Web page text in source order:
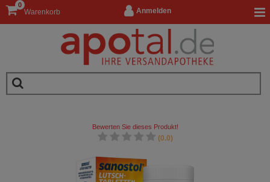
Anmelden
Warenkorb
0
Bewerten Sie dieses Produkt!
(0.0)